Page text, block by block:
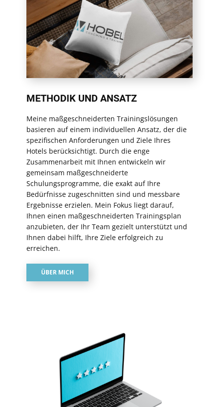
METHODIK UND ANSATZ
Meine maßgeschneiderten Trainingslösungen
basieren auf einem individuellen Ansatz, der die
spezifischen Anforderungen und Ziele Ihres
Hotels berücksichtigt. Durch die enge
Zusammenarbeit mit Ihnen entwickeln wir
gemeinsam maßgeschneiderte
Schulungsprogramme, die exakt auf Ihre
Bedürfnisse zugeschnitten sind und messbare
Ergebnisse erzielen. Mein Fokus liegt darauf,
Ihnen einen maßgeschneiderten Trainingsplan
anzubieten, der Ihr Team gezielt unterstützt und
Ihnen dabei hilft, Ihre Ziele erfolgreich zu
erreichen.
ÜBER MICH